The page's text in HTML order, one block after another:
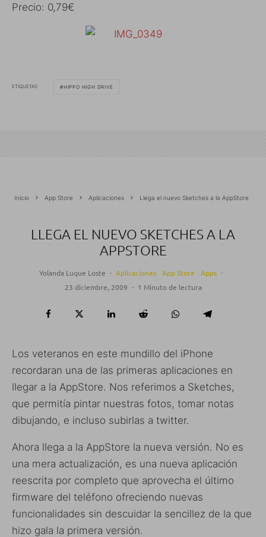
Precio: 0,79€
ETIQUETAS HIPPO HIGH DRIVE
Inicio App Store Aplicaciones Llega el nuevo Sketches a la AppStore
LLEGA EL NUEVO SKETCHES A LA
APPSTORE
Yolanda Luque Loste · Aplicaciones App Store Apps ·
23 diciembre, 2009 · 1 Minuto de lectura
Los veteranos en este mundillo del iPhone
recordaran una de las primeras aplicaciones en
llegar a la AppStore. Nos referimos a Sketches,
que permitía pintar nuestras fotos, tomar notas
dibujando, e incluso subirlas a twitter.
Ahora llega a la AppStore la nueva versión. No es
una mera actualización, es una nueva aplicación
reescrita por completo que aprovecha el último
firmware del teléfono ofreciendo nuevas
funcionalidades sin descuidar la sencillez de la que
hizo gala la primera versión.